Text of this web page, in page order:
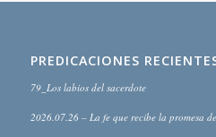
PREDICACIONES
79_Los labios del sacerdote
2026.07.26 – La fe que recibe la promesa